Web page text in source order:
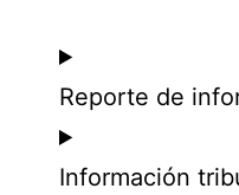
Reporte de
Información